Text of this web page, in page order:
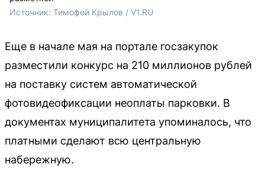
Источник: Тимофей Крылов / V1.RU
Еще в начале мая на портале госзакупок
разместили конкурс на 210 миллионов рублей
на поставку систем автоматической
фотовидеофиксации неоплаты парковки. В
документах муниципалитета упоминалось, что
платными сделают всю центральную
набережную.